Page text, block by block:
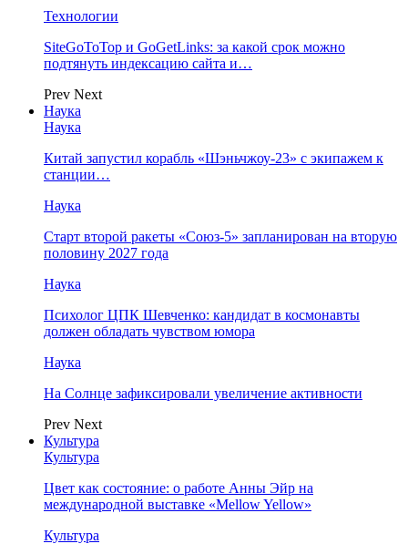
Технологии
SiteGoToTop и GoGetLinks: за какой срок можно
подтянуть индексацию сайта и…
Prev Next
Наука
Наука
Китай запустил корабль «Шэньчжоу-23» с экипажем к
станции…
Наука
Старт второй ракеты «Союз-5» запланирован на вторую
половину 2027 года
Наука
Психолог ЦПК Шевченко: кандидат в космонавты
должен обладать чувством юмора
Наука
На Солнце зафиксировали увеличение активности
Prev Next
Культура
Культура
Цвет как состояние: о работе Анны Эйр на
международной выставке «Mellow Yellow»
Культура